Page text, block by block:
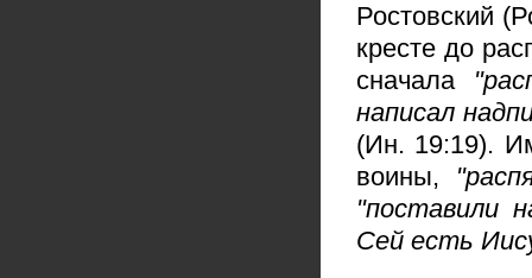
Ростовский
кресте до
сначала
написал
(Ин. 19:19).
воины,
"поставили
Сей есть